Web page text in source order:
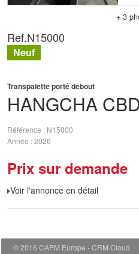
+ 3
HANGCHA
Transpalette porté debout
Référence
N15000
Année 2026
Prix sur demande
Voir l'annonce en détail
Ref.N15000
Neuf
© 2016 CAPM Europe CRM Cloud